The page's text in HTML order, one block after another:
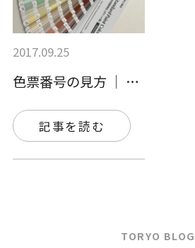
2017.09.25
色票番号の見方 │ 色見本帳についても知…
記事を読む
TORYO BLOG